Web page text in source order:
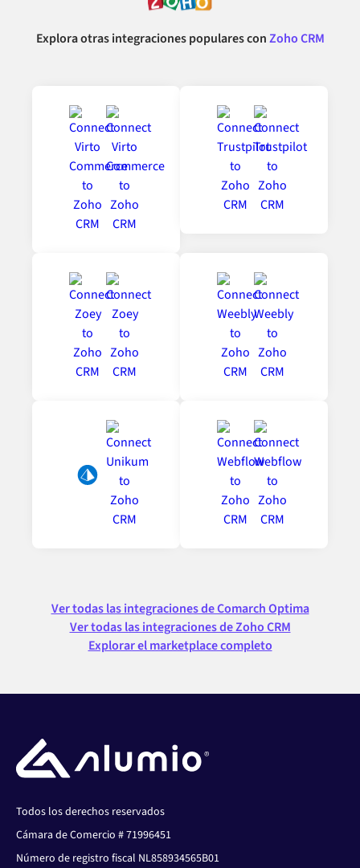
Explora otras integraciones populares conZoho CRM
Ver todas las integraciones de Comarch Optima
Ver todas las integraciones de Zoho CRM
Explorar el marketplace completo
Todos los derechos reservados
Cámara de Comercio # 71996451
Número de registro fiscal NL858934565B01